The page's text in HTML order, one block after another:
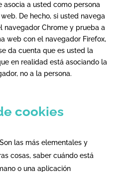
asocia a usted como persona
De hecho, si usted navega
navegador Chrome y prueba a
web con el navegador Firefox,
da cuenta que es usted la
en realidad está asociando la
no a la persona.
cookies
las más elementales y
cosas, saber cuándo está
o una aplicación